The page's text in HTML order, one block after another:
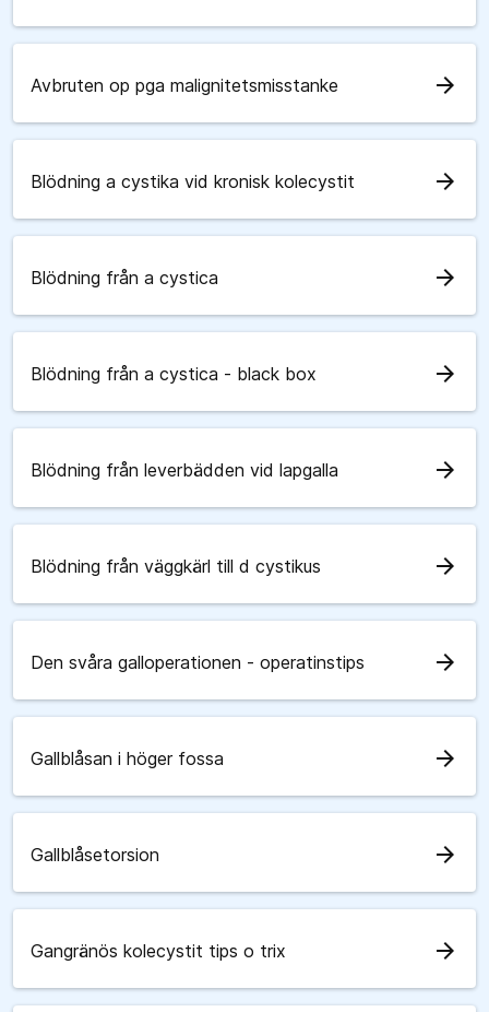
Avbruten op pga malignitetsmisstanke arrow_forward
Blödning a cystika vid kronisk kolecystit arrow_forward
Blödning från a cystica arrow_forward
Blödning från a cystica - black box arrow_forward
Blödning från leverbädden vid lapgalla arrow_forward
Blödning från väggkärl till d cystikus arrow_forward
Den svåra galloperationen - operatinstips arrow_forward
Gallblåsan i höger fossa arrow_forward
Gallblåsetorsion arrow_forward
Gangränös kolecystit tips o trix arrow_forward